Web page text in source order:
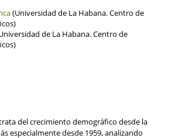
(Universidad de La Habana. Centro de
de La Habana. Centro de
del crecimiento demográfico desde la
especialmente desde 1959, analizando